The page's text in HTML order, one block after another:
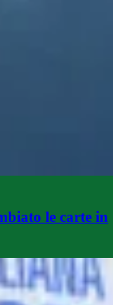
le carte in